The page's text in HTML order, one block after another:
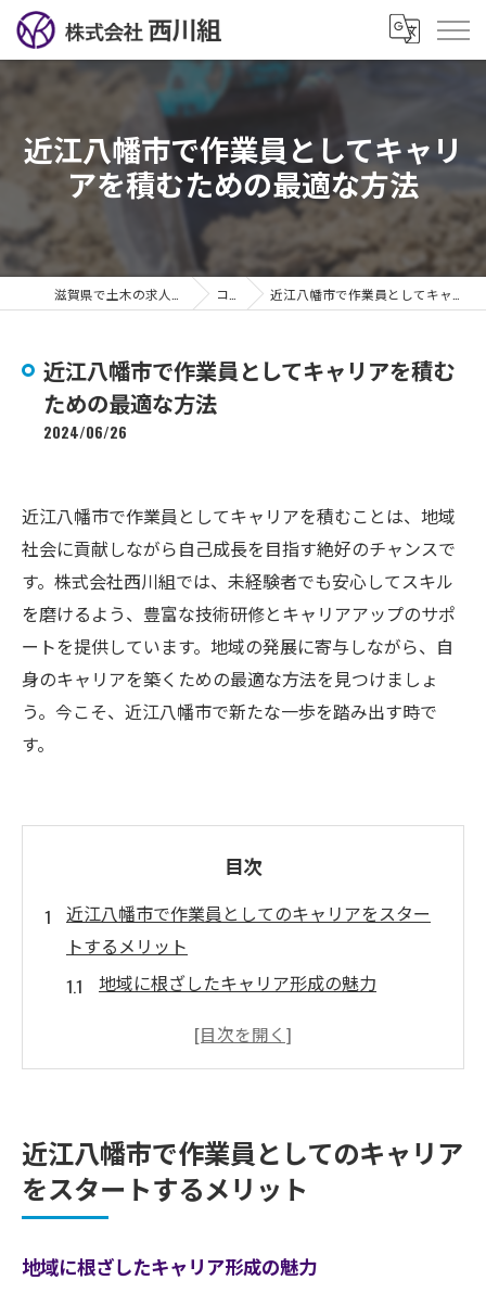
近江八幡市で作業員としてキャリ
アを積むための最適な方法
コラム 近江八幡市で作業員としてキャリアを積むための最適な方法
近江八幡市で作業員としてキャリアを積む
ための最適な方法
2024/06/26
近江八幡市で作業員としてキャリアを積むことは、地域
社会に貢献しながら自己成長を目指す絶好のチャンスで
す。株式会社西川組では、未経験者でも安心してスキル
を磨けるよう、豊富な技術研修とキャリアアップのサポ
ートを提供しています。地域の発展に寄与しながら、自
身のキャリアを築くための最適な方法を見つけましょ
う。今こそ、近江八幡市で新たな一歩を踏み出す時で
す。
目次
近江八幡市で作業員としてのキャリアをスター
トするメリット
地域に根ざしたキャリア形成の魅力
豊かな自然環境での仕事の魅力
地域社会への貢献と自己成長
未経験からでも安心して始められる近江八幡市
未経験者向けの技術研修プログラム
近江八幡市で作業員としてのキャリア
をスタートするメリット
地域に根ざしたキャリア形成の魅力